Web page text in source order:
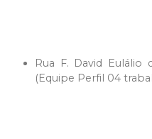
Rua F. David Eulálio
(Equipe Perfil 04